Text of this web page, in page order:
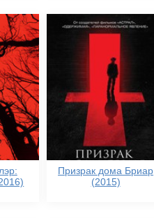
Призрак дома Бриар
(2015)